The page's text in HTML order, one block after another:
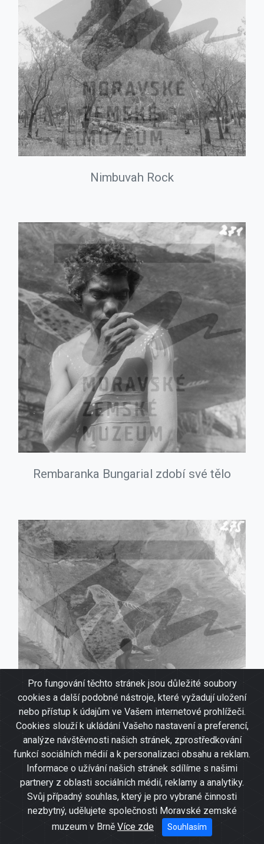
Pro fungování těchto stránek jsou důležité soubory
cookies a další podobné nástroje, které vyžadují uložení
nebo přístup k údajům ve Vašem internetové prohlížeči.
Cookies slouží k ukládání Vašeho nastavení a preferencí,
analýze návštěvnosti našich stránek, zprostředkování
funkcí sociálních médií a k personalizaci obsahu a reklam.
Informace o užívání našich stránek sdílíme s našimi
partnery z oblasti sociálních médií, reklamy a analytiky.
Svůj případný souhlas, který je pro vybrané činnosti
nezbytný, udělujete společnosti Moravské zemské
muzeum v Brně Více zde Souhlasím
Nimbuvah Rock
Rembaranka Bungarial zdobí své tělo
Členové expedice si nechávají vysvětlit
význam Mandargovy malby ducha
Burlunga